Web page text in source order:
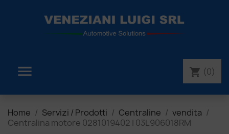
 shopping_cart (0)
Home Servizi / Prodotti Centraline
vendita
Centralina motore 0281019402 | 03L906018RM